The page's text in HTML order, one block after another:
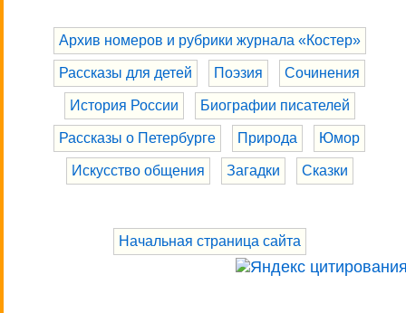
Архив номеров и рубрики журнала «Костер»
Рассказы для детей Поэзия Сочинения
История России Биографии писателей
Рассказы о Петербурге Природа Юмор
Искусство общения Загадки Сказки
Начальная страница сайта